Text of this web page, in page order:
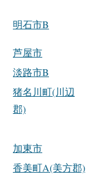
明石市B
芦屋市
淡路市B
猪名川町(川辺
郡)
加東市
香美町A(美方郡)